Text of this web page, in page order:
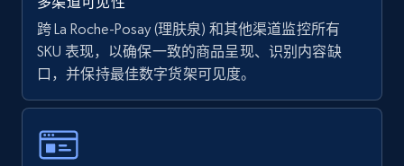
5.6K+ 875+ 立即开始
using specific category URL
跨 La Roche-Posay (理肤泉) 和其他渠道监控所有
SKU 表现，以确保一致的商品呈现、识别内容缺
口，并保持最佳数字货架可见度。